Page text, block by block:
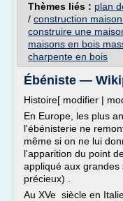
Thèmes liés : plan
/ construction
construire une
maisons en bois
charpente en bois
Ébéniste —
Histoire[ modifier |
En Europe, les plus
l'ébénisterie ne
même si on ne lui
l'apparition du point
appliqué aux
précieux) .
Au XVe siècle en